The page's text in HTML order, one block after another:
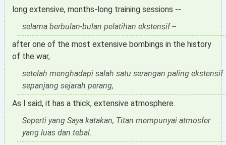
long extensive, months-long training sessions --
selama berbulan-bulan pelatihan ekstensif --
after one of the most extensive bombings in the history
of the war,
setelah menghadapi salah satu serangan paling ekstensif
sepanjang sejarah perang,
As I said, it has a thick, extensive atmosphere.
Seperti yang Saya katakan, Titan mempunyai atmosfer
yang luas dan tebal.